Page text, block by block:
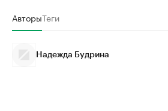
АвторыТеги
Надежда Будрина